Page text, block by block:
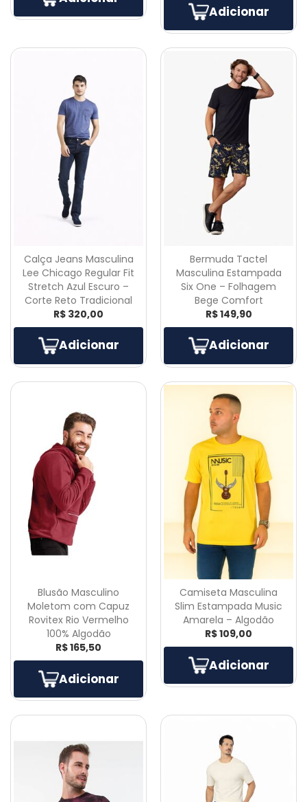
Adicionar
Calça Jeans Masculina
Lee Chicago Regular Fit
Stretch Azul Escuro –
Corte Reto Tradicional
R$ 320,00
Adicionar
Bermuda Tactel
Masculina Estampada
Six One – Folhagem
Bege Comfort
R$ 149,90
Adicionar
Blusão Masculino
Moletom com Capuz
Rovitex Rio Vermelho
100% Algodão
R$ 165,50
Adicionar
Camiseta Masculina
Slim Estampada Music
Amarela – Algodão
R$ 109,00
Adicionar